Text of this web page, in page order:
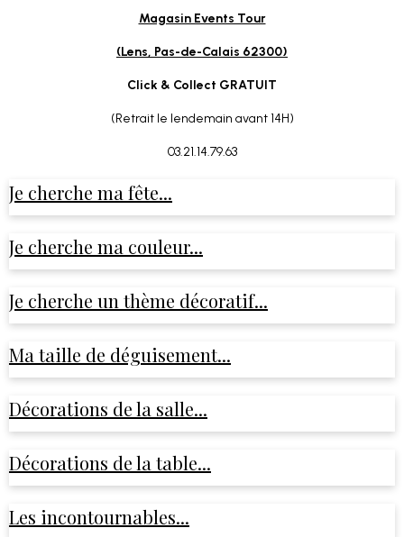
Magasin Events Tour
(Lens, Pas-de-Calais 62300)
Click & Collect GRATUIT
(Retrait le lendemain avant 14H)
03.21.14.79.63
Je cherche ma fête...
Je cherche ma couleur...
Je cherche un thème décoratif...
Ma taille de déguisement...
Décorations de la salle...
Décorations de la table...
Les incontournables...